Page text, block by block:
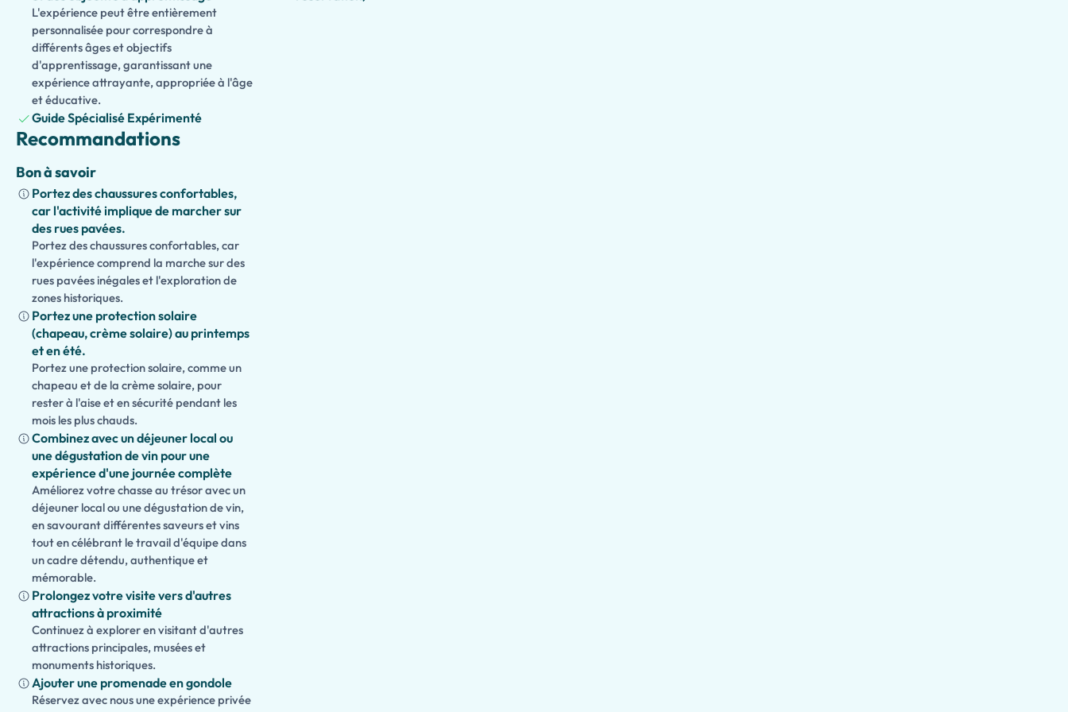
L'expérience peut être entièrement
personnalisée pour correspondre à
différents âges et objectifs
d'apprentissage, garantissant une
expérience attrayante, appropriée à l'âge
et éducative.
Guide Spécialisé Expérimenté
Recommandations
Bon à savoir
Portez des chaussures confortables,
car l'activité implique de marcher sur
des rues pavées.
Portez des chaussures confortables, car
l'expérience comprend la marche sur des
rues pavées inégales et l'exploration de
zones historiques.
Portez une protection solaire
(chapeau, crème solaire) au printemps
et en été.
Portez une protection solaire, comme un
chapeau et de la crème solaire, pour
rester à l'aise et en sécurité pendant les
mois les plus chauds.
Combinez avec un déjeuner local ou
une dégustation de vin pour une
expérience d'une journée complète
Améliorez votre chasse au trésor avec un
déjeuner local ou une dégustation de vin,
en savourant différentes saveurs et vins
tout en célébrant le travail d'équipe dans
un cadre détendu, authentique et
mémorable.
Prolongez votre visite vers d'autres
attractions à proximité
Continuez à explorer en visitant d'autres
attractions principales, musées et
monuments historiques.
Ajouter une promenade en gondole
Réservez avec nous une expérience privée